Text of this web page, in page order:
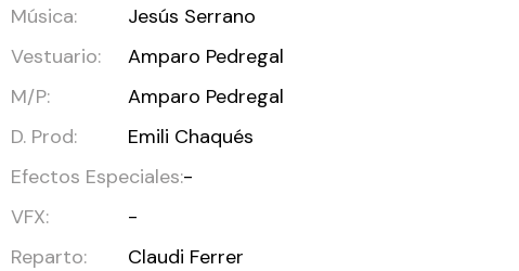
Música:
Jesús Serrano
Vestuario:
Amparo Pedregal
M/P:
Amparo Pedregal
D. Prod:
Emili Chaqués
Efectos Especiales:-
VFX:
-
Reparto:
Claudi Ferrer